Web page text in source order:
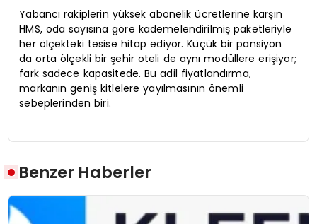
Yabancı rakiplerin yüksek abonelik ücretlerine karşın
HMS, oda sayısına göre kademelendirilmiş paketleriyle
her ölçekteki tesise hitap ediyor. Küçük bir pansiyon
da orta ölçekli bir şehir oteli de aynı modüllere erişiyor;
fark sadece kapasitede. Bu adil fiyatlandırma,
markanın geniş kitlelere yayılmasının önemli
sebeplerinden biri.
Benzer Haberler